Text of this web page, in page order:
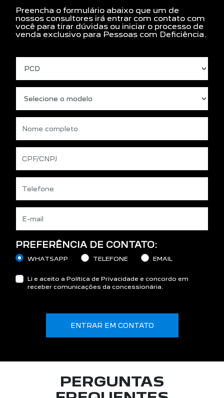
Preencha o formulário abaixo que um de
nossos consultores irá entrar com contato com
você para tirar dúvidas ou iniciar o processo de
venda exclusivo para Pessoas com Deficiência.
PREFERÊNCIA DE CONTATO:
WHATSAPP TELEFONE EMAIL
Li e aceito a Política de Privacidade e concordo em
receber comunicações da concessionária.
ENTRAR EM CONTATO
PERGUNTAS